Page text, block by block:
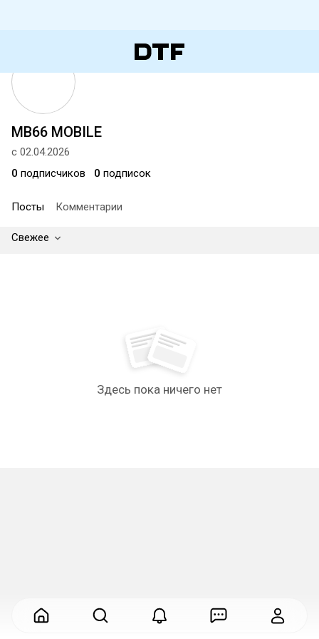
MB66 MOBILE
с 02.04.2026
0 подписчиков 0 подписок
Посты Комментарии
Свежее
Здесь пока ничего нет